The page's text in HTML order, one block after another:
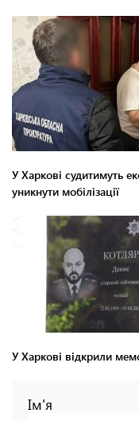
У Харкові судитимуть
уникнути мобілізації
У Харкові відкрили
Ім'я